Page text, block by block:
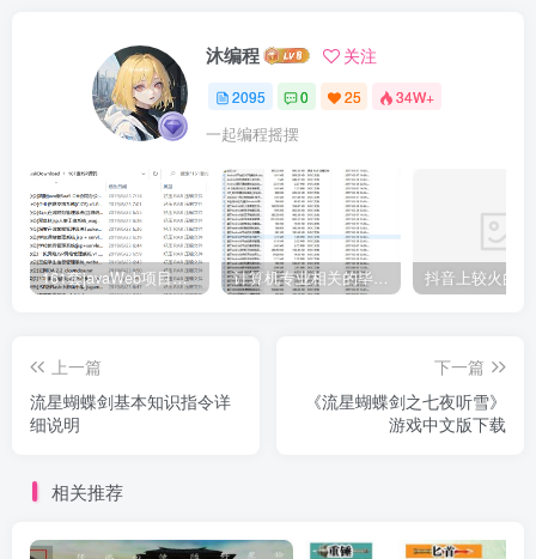
沐编程 关注
2095 0 25 34W+
一起编程摇摆
161套javaWeb项目源码免费分享 计算机专业相关的毕业设计论文合集免费下载
上一篇
流星蝴蝶剑基本知识指令详
细说明
下一篇
《流星蝴蝶剑之七夜听雪》
游戏中文版下载
相关推荐